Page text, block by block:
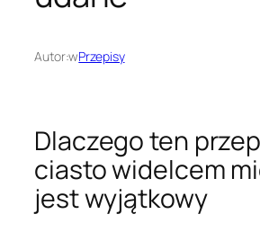
Autor:wPrzepisy
Dlaczego ten
ciasto widelcem
jest wyjątkowy